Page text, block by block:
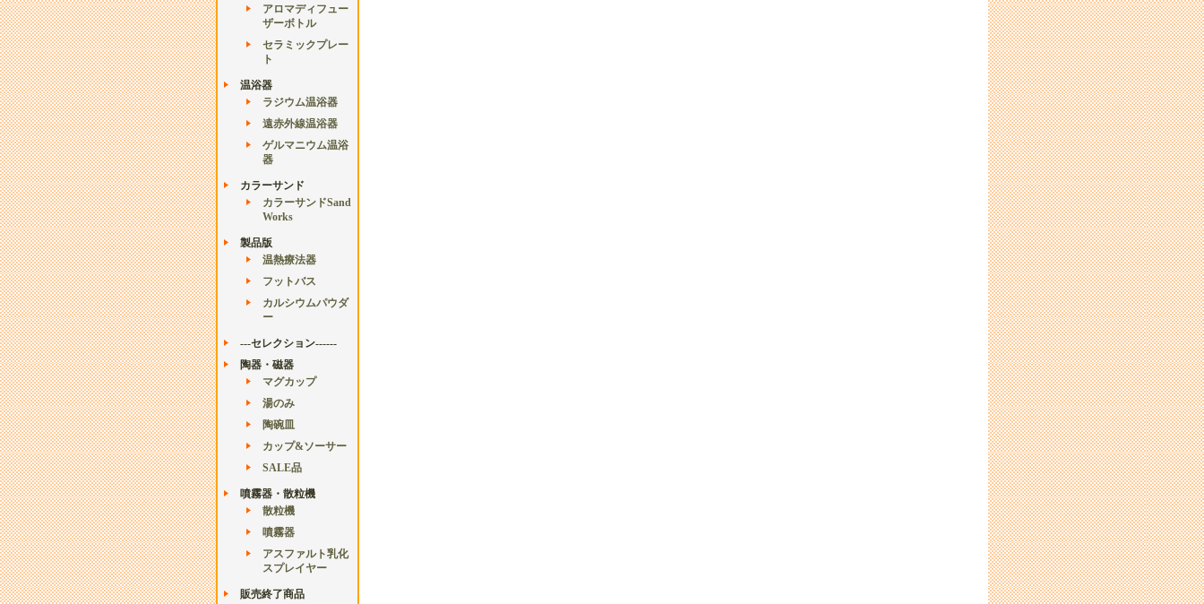
アロマディフュー
ザーボトル
セラミックプレー
ト
温浴器
ラジウム温浴器
遠赤外線温浴器
ゲルマニウム温浴
器
カラーサンド
カラーサンドSand
Works
製品版
温熱療法器
フットバス
カルシウムパウダ
ー
---セレクション------
陶器・磁器
マグカップ
湯のみ
陶碗皿
カップ&ソーサー
SALE品
噴霧器・散粒機
散粒機
噴霧器
アスファルト乳化
スプレイヤー
販売終了商品